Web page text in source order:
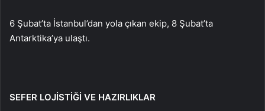
6 Şubat’ta İstanbul’dan yola çıkan ekip, 8 Şubat’ta
Antarktika’ya ulaştı.
SEFER LOJİSTİĞİ VE HAZIRLIKLAR